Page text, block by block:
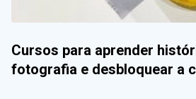
Cursos para aprender
fotografia e desbloquear a